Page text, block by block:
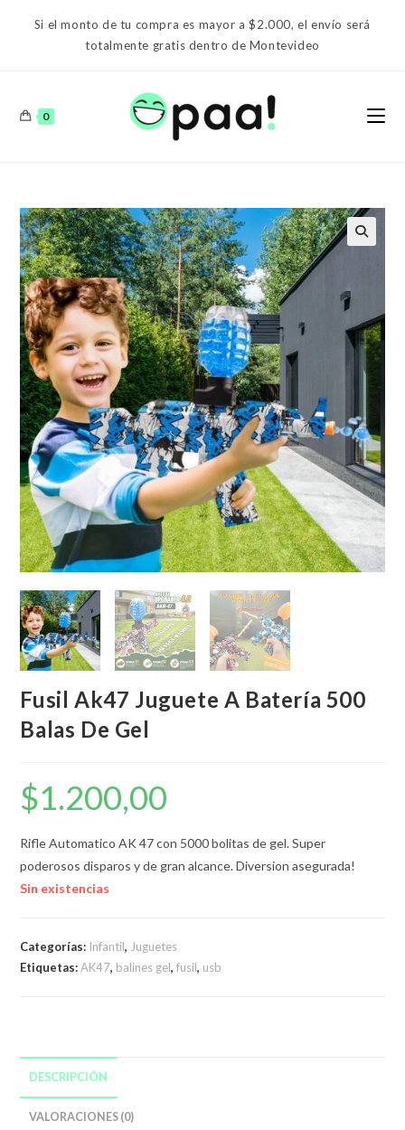
Si el monto de tu compra es mayor a $2.000, el envío será
totalmente gratis dentro de Montevideo
0
Fusil Ak47 Juguete A Batería 500
Balas De Gel
$1.200,00
Rifle Automatico AK 47 con 5000 bolitas de gel. Super
poderosos disparos y de gran alcance. Diversion asegurada!
Sin existencias
Categorías: Infantil, Juguetes
Etiquetas:AK47, balines gel,fusil, usb
DESCRIPCIÓN
VALORACIONES (0)